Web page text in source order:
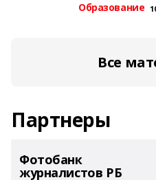
Образование
Все
Партнеры
Фотобанк
журналистов РБ